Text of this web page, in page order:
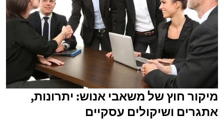
מיקור חוץ של משאבי אנוש: יתרונות,
אתגרים ושיקולים עסקיים